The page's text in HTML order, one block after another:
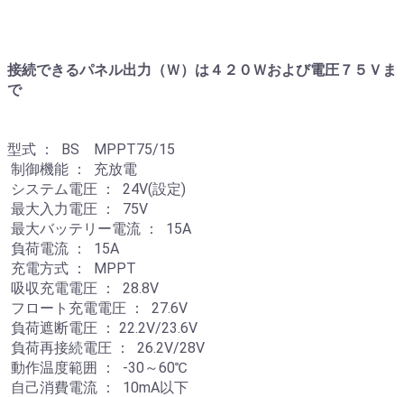
接続できるパネル出力（Ｗ）は４２０Ｗおよび電圧７５Ｖま
で
型式 ： BS MPPT75/15
制御機能 ： 充放電
システム電圧 ： 24V(設定)
最大入力電圧 ： 75V
最大バッテリー電流 ： 15A
負荷電流 ： 15A
充電方式 ： MPPT
吸収充電電圧 ： 28.8V
フロート充電電圧 ： 27.6V
負荷遮断電圧 ： 22.2V/23.6V
負荷再接続電圧 ： 26.2V/28V
動作温度範囲 ： -30～60℃
自己消費電流 ： 10mA以下